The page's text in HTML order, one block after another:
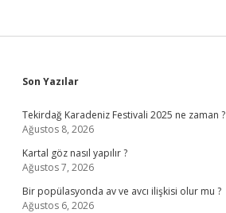
Sidebar
Son Yazılar
Tekirdağ Karadeniz Festivali 2025 ne zaman ?
Ağustos 8, 2026
Kartal göz nasıl yapılır ?
Ağustos 7, 2026
Bir popülasyonda av ve avcı ilişkisi olur mu ?
Ağustos 6, 2026